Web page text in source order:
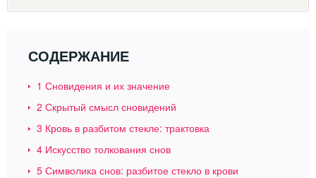
СОДЕРЖАНИЕ
1 Сновидения и их значение
2 Скрытый смысл сновидений
3 Кровь в разбитом стекле: трактовка
4 Искусство толкования снов
5 Символика снов: разбитое стекло в крови